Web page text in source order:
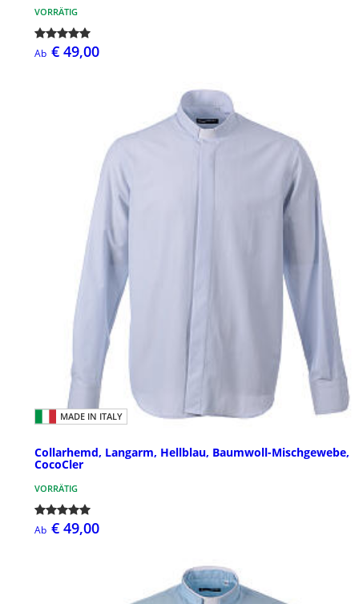
VORRÄTIG
Ab € 49,00
MADE IN ITALY
Collarhemd, Langarm, Hellblau, Baumwoll-Mischgewebe,
CocoCler
VORRÄTIG
Ab € 49,00